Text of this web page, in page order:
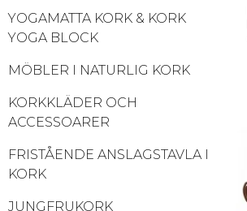
YOGAMATTA KORK & KORK
YOGA BLOCK
MÖBLER I NATURLIG KORK
KORKKLÄDER OCH
ACCESSOARER
FRISTÅENDE ANSLAGSTAVLA I
KORK
JUNGFRUKORK